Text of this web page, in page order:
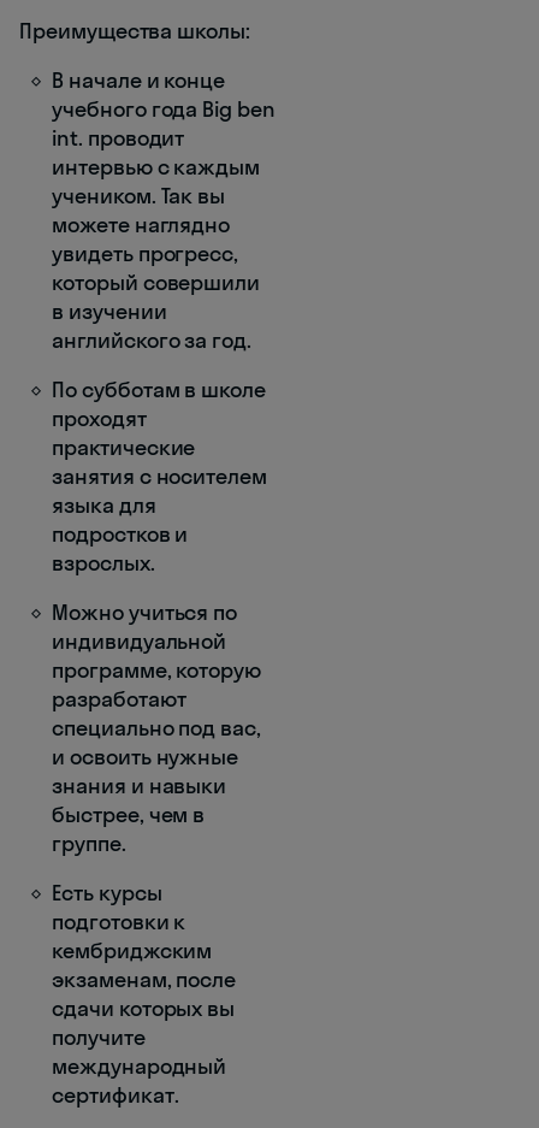
Преимущества школы:
В начале и конце
учебного года Big ben
int. проводит
интервью с каждым
учеником. Так вы
можете наглядно
увидеть прогресс,
который совершили
в изучении
английского за год.
По субботам в школе
проходят
практические
занятия с носителем
языка для
подростков и
взрослых.
Можно учиться по
индивидуальной
программе, которую
разработают
специально под вас,
и освоить нужные
знания и навыки
быстрее, чем в
группе.
Есть курсы
подготовки к
кембриджским
экзаменам, после
сдачи которых вы
получите
международный
сертификат.